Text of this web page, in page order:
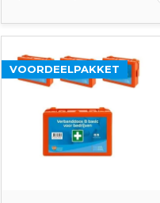
VOORDEELPAKKET